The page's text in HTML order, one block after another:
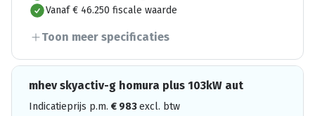
Vanaf € 46.250 fiscale waarde
Toon meer specificaties
mhev skyactiv-g homura plus 103kW aut
Indicatieprijs p.m. € 983excl. btw